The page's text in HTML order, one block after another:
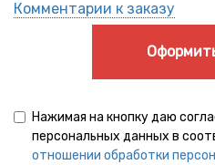
Комментарии к заказу
Нажимая на кнопку даю
персональных данных в
отношении обработки